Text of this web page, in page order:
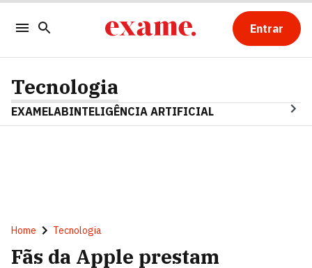
Entrar
Tecnologia
EXAMELABINTELIGÊNCIA ARTIFICIAL
Home Tecnologia
Fãs da Apple prestam